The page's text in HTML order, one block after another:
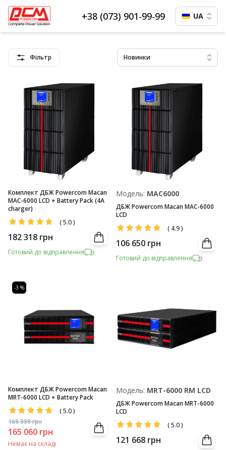
+38 (073) 901-99-99 UA
Фільтр Новинки
Комплект ДБЖ Powercom Macan
MAC-6000 LCD + Battery Pack (4A
charger)
(5.0)
182 318 грн
Готовий до відправлення
Модель: MAC6000
ДБЖ Powercom Macan MAC-6000
LCD
( 4.9)
106 650 грн
Готовий до відправлення
-3 %
Комплект ДБЖ Powercom Macan
MRT-6000 LCD + Battery Pack
(5.0)
169 999грн
165 060 грн
Немає на складі
Модель: MRT-6000 RM LCD
ДБЖ Powercom Macan MRT-6000
LCD
(5.0)
121 668 грн